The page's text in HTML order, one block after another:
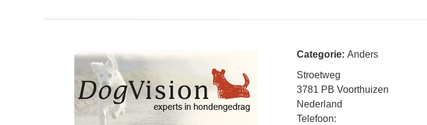
Categorie: Anders
Stroetweg
3781 PB Voorthuizen
Nederland
Telefoon: